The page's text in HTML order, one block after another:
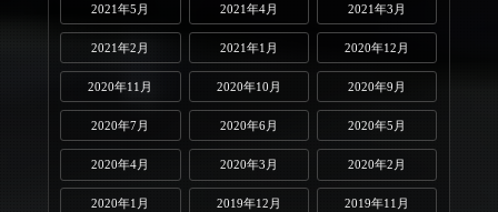
2021年5月 2021年4月 2021年3月
2021年2月 2021年1月 2020年12月
2020年11月 2020年10月 2020年9月
2020年7月 2020年6月 2020年5月
2020年4月 2020年3月 2020年2月
2020年1月 2019年12月 2019年11月